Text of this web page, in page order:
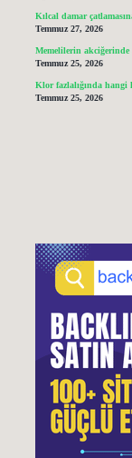
Kılcal damar
Temmuz 27, 2026
Memelilerin akciğerinde
Temmuz 25, 2026
Klor fazlalığında
Temmuz 25, 2026